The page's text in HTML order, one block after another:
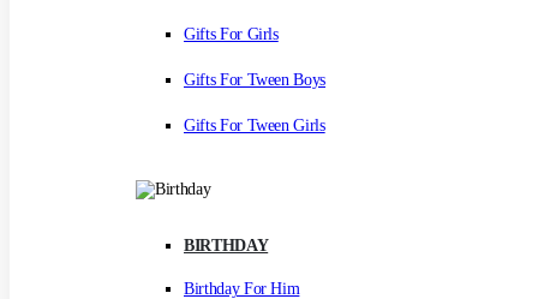
Gifts For Girls
Gifts For Tween Boys
Gifts For Tween Girls
BIRTHDAY
Birthday For Him